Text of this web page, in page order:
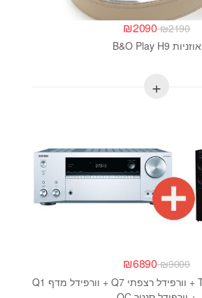
₪2190
₪2090
אוזניות B&O Play H9
₪9000
₪6890
רסיבר אונקיו TX575 + וורפידל רצפתי Q7 + וורפידל מדף Q1